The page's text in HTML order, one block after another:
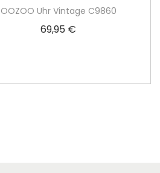
OOZOO Uhr Vintage C9860
69,95 €